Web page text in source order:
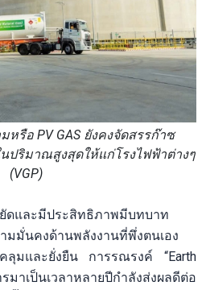
หรือ PV GAS ยังคงจัดสรรก๊าซ
ปริมาณสูงสุดให้แก่โรงไฟฟ้าต่างๆ
(VGP)
ดและมีประสิทธิภาพมีบทบาท
มั่นคงด้านพลังงานที่พึ่งตนเอง
มและยั่งยืน การรณรงค์ “Earth
มาเป็นเวลาหลายปีกำลังส่งผลดีต่อ